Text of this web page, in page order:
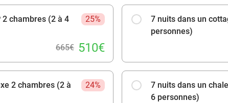
Toilettes séparées
Coin salon
Éventuellement Wifi
Climatisation
Cuisine équipée
chambres (2 à 4
25%
665€ 510€
7 nuits dans un
personnes)
2 chambres (2 à
24%
7 nuits dans un
6 personnes)